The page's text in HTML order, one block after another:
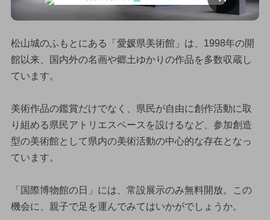
松山城のふもとにある「愛媛県美術館」は、1998年の開
館以来、国内外の名画や郷土ゆかりの作品を多数収蔵し
ています。
美術作品の鑑賞だけでなく、県民が自由に創作活動に取
り組める県民アトリエスペースを設けるなど、参加創造
型の美術館として県内の美術活動の中心的な存在となっ
ています。
「国際博物館の日」には、常設展示のみ無料開放。この
機会に、親子で足を運んでみてはいかがでしょうか。